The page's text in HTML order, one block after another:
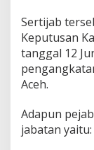
Sertijab
Keputusan
tanggal 12
Aceh.
Adapun
jabatan yaitu: